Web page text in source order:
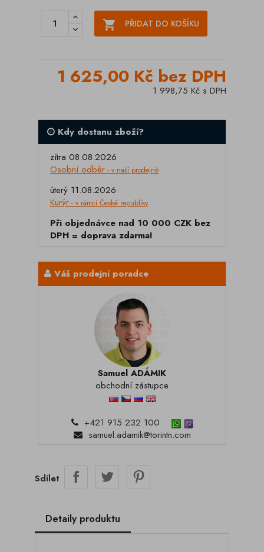
 PŘIDAT DO KOŠÍKU
1 625,00 Kč bez DPH
1 998,75 Kč s DPH
Kdy dostanu zboží?
zítra 08.08.2026
Osobní odběr - v naší prodejně
úterý 11.08.2026
Kurýr - v rámci České republiky
Při objednávce nad 10 000 CZK bez
DPH = doprava zdarma!
Váš prodejní poradce
Samuel ADÁMIK
obchodní zástupce
+421 915 232 100
samuel.adamik@torintn.com
Sdílet
Detaily produktu